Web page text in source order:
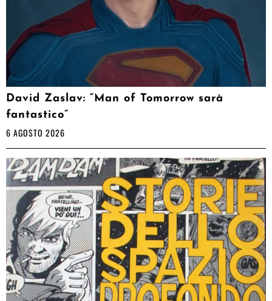
David Zaslav: “Man of Tomorrow sarà
fantastico”
6 AGOSTO 2026